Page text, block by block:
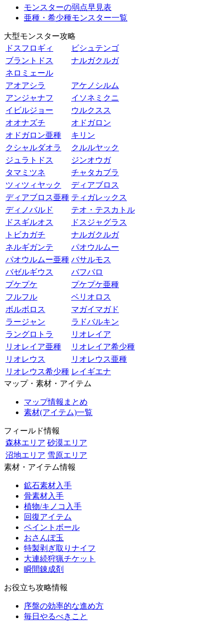
モンスターの弱点早見表
亜種・希少種モンスター一覧
大型モンスター攻略
ドスフロギィ
ビシュテンゴ
ブラントドス
ナルガクルガ
ネロミェール
アオアシラ
アケノシルム
アンジャナフ
イソネミクニ
イビルジョー
ウルクスス
オオナズチ
オドガロン
オドガロン亜種
キリン
クシャルダオラ
クルルヤック
ジュラトドス
ジンオウガ
タマミツネ
チャタカブラ
ツィツィヤック
ディアブロス
ディアブロス亜種 ティガレックス
ディノバルド
テオ・テスカトル
ドスギルオス
ドスジャグラス
トビカガチ
ナルガクルガ
ネルギガンテ
パオウルムー
パオウルムー亜種 バサルモス
バゼルギウス
バフバロ
プケプケ
プケプケ亜種
フルフル
ベリオロス
ボルボロス
マガイマガド
ラージャン
ラドバルキン
ラングロトラ
リオレイア
リオレイア亜種
リオレイア希少種
リオレウス
リオレウス亜種
リオレウス希少種 レイギエナ
マップ・素材・アイテム
マップ情報まとめ
素材(アイテム)一覧
フィールド情報
森林エリア 砂漠エリア
沼地エリア 雪原エリア
素材・アイテム情報
鉱石素材入手
骨素材入手
植物/キノコ入手
回復アイテム
ペイントボール
おさんぽ玉
特製剥ぎ取りナイフ
大連続狩猟チケット
瞬間錬成剤
お役立ち攻略情報
序盤の効率的な進め方
毎日やるべきこと